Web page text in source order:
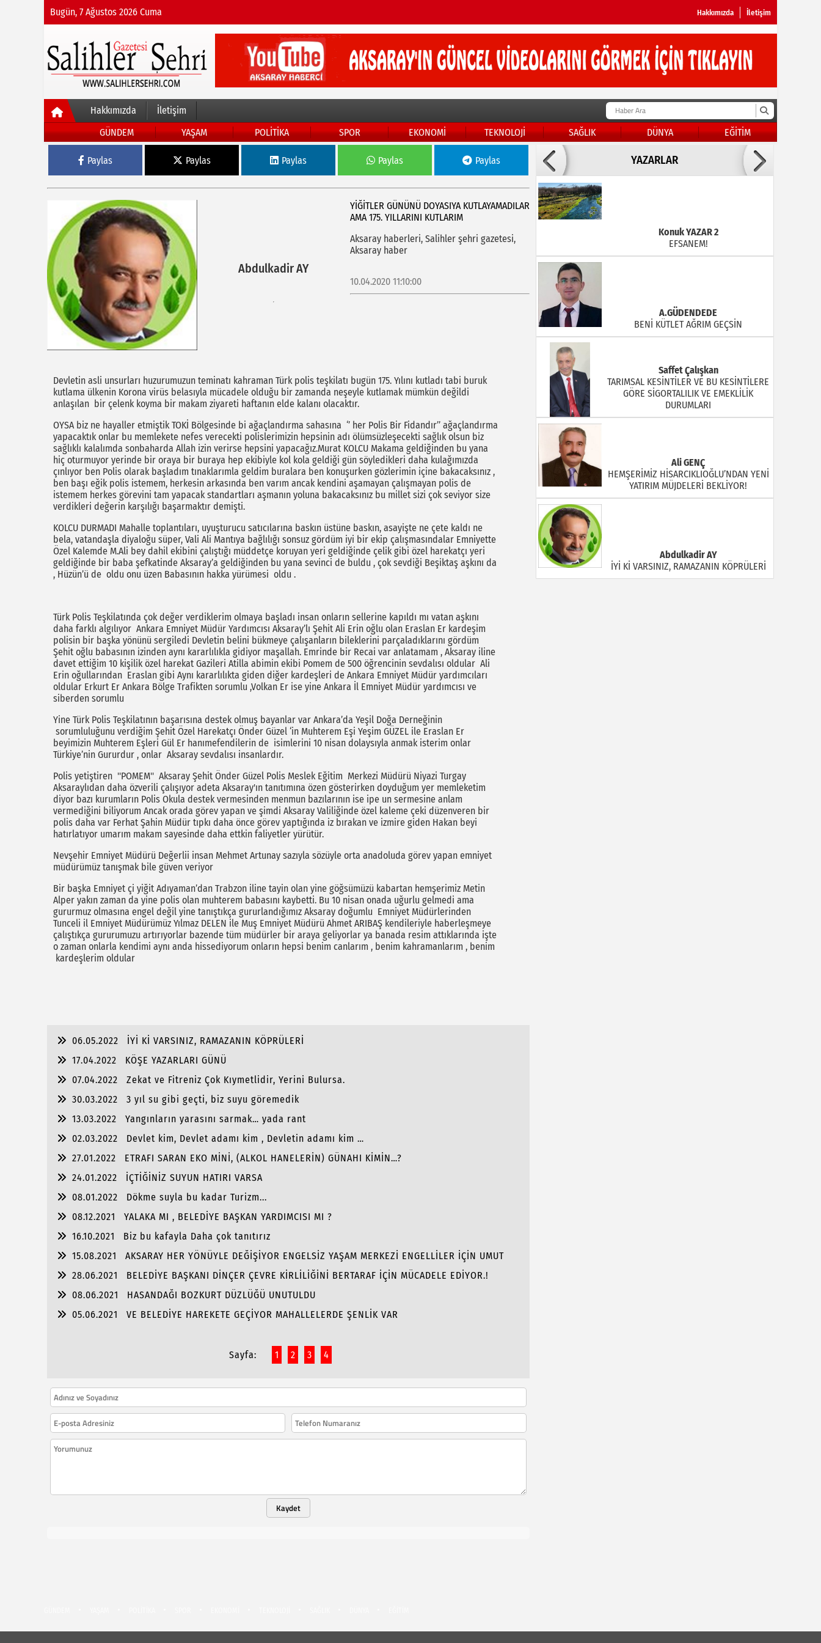
Bugün, 7 Ağustos 2026 Cuma Hakkımızda İletişim
Hakkımızda
İletişim
GÜNDEM
YAŞAM POLİTİKA SPOR EKONOMİ TEKNOLOJİ SAĞLIK DÜNYA EĞİTİM
Paylas Paylas Paylas Paylas Paylas
Abdulkadir AY
YİĞİTLER GÜNÜNÜ DOYASIYA KUTLAYAMADILAR
AMA 175. YILLARINI KUTLARIM
Aksaray haberleri, Salihler şehri gazetesi,
Aksaray haber
10.04.2020 11:10:00
Devletin asli unsurları huzurumuzun teminatı kahraman Türk polis teşkilatı bugün 175. Yılını kutladı tabi buruk
kutlama ülkenin Korona virüs belasıyla mücadele olduğu bir zamanda neşeyle kutlamak mümkün değildi
anlaşılan bir çelenk koyma bir makam ziyareti haftanın elde kalanı olacaktır.
OYSA biz ne hayaller etmiştik TOKİ Bölgesinde bi ağaçlandırma sahasına ‘’ her Polis Bir Fidandır’’ ağaçlandırma
yapacaktık onlar bu memlekete nefes verecekti polislerimizin hepsinin adı ölümsüzleşecekti sağlık olsun biz
sağlıklı kalalımda sonbaharda Allah izin verirse hepsini yapacağız.Murat KOLCU Makama geldiğinden bu yana
hiç oturmuyor yerinde bir oraya bir buraya hep ekibiyle kol kola geldiği gün söyledikleri daha kulağımızda
çınlıyor ben Polis olarak başladım tınaklarımla geldim buralara ben konuşurken gözlerimin içine bakacaksınız ,
ben başı eğik polis istemem, herkesin arkasında ben varım ancak kendini aşamayan çalışmayan polis de
istemem herkes görevini tam yapacak standartları aşmanın yoluna bakacaksınız bu millet sizi çok seviyor size
verdikleri değerin karşılığı başarmaktır demişti.
KOLCU DURMADI Mahalle toplantıları, uyuşturucu satıcılarına baskın üstüne baskın, asayişte ne çete kaldı ne
bela, vatandaşla diyaloğu süper, Vali Ali Mantıya bağlılığı sonsuz gördüm iyi bir ekip çalışmasındalar Emniyette
Özel Kalemde M.Ali bey dahil ekibini çalıştığı müddetçe koruyan yeri geldiğinde çelik gibi özel harekatçı yeri
geldiğinde bir baba şefkatinde Aksaray’a geldiğinden bu yana sevinci de buldu , çok sevdiği Beşiktaş aşkını da
, Hüzün’ü de oldu onu üzen Babasının hakka yürümesi oldu .
Türk Polis Teşkilatında çok değer verdiklerim olmaya başladı insan onların sellerine kapıldı mı vatan aşkını
daha farklı algılıyor Ankara Emniyet Müdür Yardımcısı Aksaray’lı Şehit Ali Erin oğlu olan Eraslan Er kardeşim
polisin bir başka yönünü sergiledi Devletin belini bükmeye çalışanların bileklerini parçaladıklarını gördüm
Şehit oğlu babasının izinden aynı kararlılıkla gidiyor maşallah. Emrinde bir Recai var anlatamam , Aksaray iline
davet ettiğim 10 kişilik özel harekat Gazileri Atilla abimin ekibi Pomem de 500 öğrencinin sevdalısı oldular Ali
Erin oğullarından Eraslan gibi Aynı kararlılıkta giden diğer kardeşleri de Ankara Emniyet Müdür yardımcıları
oldular Erkurt Er Ankara Bölge Trafikten sorumlu ,Volkan Er ise yine Ankara İl Emniyet Müdür yardımcısı ve
siberden sorumlu
Yine Türk Polis Teşkilatının başarısına destek olmuş bayanlar var Ankara’da Yeşil Doğa Derneğinin
sorumluluğunu verdiğim Şehit Özel Harekatçı Önder Güzel ‘in Muhterem Eşi Yeşim GÜZEL ile Eraslan Er
beyimizin Muhterem Eşleri Gül Er hanımefendilerin de isimlerini 10 nisan dolaysıyla anmak isterim onlar
Türkiye’nin Gururdur , onlar Aksaray sevdalısı insanlardır.
Polis yetiştiren ''POMEM'' Aksaray Şehit Önder Güzel Polis Meslek Eğitim Merkezi Müdürü Niyazi Turgay
Aksaraylıdan daha özverili çalışıyor adeta Aksaray'ın tanıtımına özen gösterirken doyduğum yer memleketim
diyor bazı kurumların Polis Okula destek vermesinden menmun bazılarının ise ipe un sermesine anlam
vermediğini biliyorum Ancak orada görev yapan ve şimdi Aksaray Valiliğinde özel kaleme çeki düzenveren bir
polis daha var Ferhat Şahin Müdür tıpkı daha önce görev yaptığında iz bırakan ve izmire giden Hakan beyi
hatırlatıyor umarım makam sayesinde daha ettkin faliyetler yürütür.
Nevşehir Emniyet Müdürü Değerlii insan Mehmet Artunay sazıyla sözüyle orta anadoluda görev yapan emniyet
müdürümüz tanışmak bile güven veriyor
Bir başka Emniyet çi yiğit Adıyaman’dan Trabzon iline tayin olan yine göğsümüzü kabartan hemşerimiz Metin
Alper yakın zaman da yine polis olan muhterem babasını kaybetti. Bu 10 nisan onada uğurlu gelmedi ama
gururmuz olmasına engel değil yine tanıştıkça gururlandığımız Aksaray doğumlu Emniyet Müdürlerinden
Tunceli il Emniyet Müdürümüz Yılmaz DELEN ile Muş Emniyet Müdürü Ahmet ARIBAŞ kendileriyle haberleşmeye
çalıştıkça gururumuzu artırıyorlar bazende tüm müdürler bir araya geliyorlar ya banada resim attıklarında işte
o zaman onlarla kendimi aynı anda hissediyorum onların hepsi benim canlarım , benim kahramanlarım , benim
kardeşlerim oldular
06.05.2022
İYİ Kİ VARSINIZ, RAMAZANIN KÖPRÜLERİ
17.04.2022
KÖŞE YAZARLARI GÜNÜ
07.04.2022
Zekat ve Fitreniz Çok Kıymetlidir, Yerini Bulursa.
30.03.2022
3 yıl su gibi geçti, biz suyu göremedik
13.03.2022
Yangınların yarasını sarmak… yada rant
02.03.2022
Devlet kim, Devlet adamı kim , Devletin adamı kim …
27.01.2022
ETRAFI SARAN EKO MİNİ, (ALKOL HANELERİN) GÜNAHI KİMİN…?
24.01.2022
İÇTİĞİNİZ SUYUN HATIRI VARSA
08.01.2022
Dökme suyla bu kadar Turizm...
08.12.2021
YALAKA MI , BELEDİYE BAŞKAN YARDIMCISI MI ?
16.10.2021
Biz bu kafayla Daha çok tanıtırız
15.08.2021
AKSARAY HER YÖNÜYLE DEĞİŞİYOR ENGELSİZ YAŞAM MERKEZİ ENGELLİLER İÇİN UMUT
28.06.2021
BELEDİYE BAŞKANI DİNÇER ÇEVRE KİRLİLİĞİNİ BERTARAF İÇİN MÜCADELE EDİYOR.!
08.06.2021
HASANDAĞI BOZKURT DÜZLÜĞÜ UNUTULDU
05.06.2021
VE BELEDİYE HAREKETE GEÇİYOR MAHALLELERDE ŞENLİK VAR
Sayfa: 1 2 3 4
Kaydet
YAZARLAR
KADER DİYEMEZSİN SEN KENDİN ETTİN
Konuk YAZAR 2
EFSANEM!
A.GÜDENDEDE
BENİ KÜTLET AĞRIM GEÇSİN
Saffet Çalışkan
TARIMSAL KESİNTİLER VE BU KESİNTİLERE
GÖRE SİGORTALILIK VE EMEKLİLİK
DURUMLARI
Ali GENÇ
HEMŞERİMİZ HİSARCIKLIOĞLU’NDAN YENİ
YATIRIM MÜJDELERİ BEKLİYOR!
Abdulkadir AY
İYİ Kİ VARSINIZ, RAMAZANIN KÖPRÜLERİ